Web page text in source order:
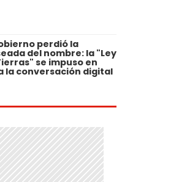
perdió la
del nombre: la "Ley
se impuso en
la conversación digital